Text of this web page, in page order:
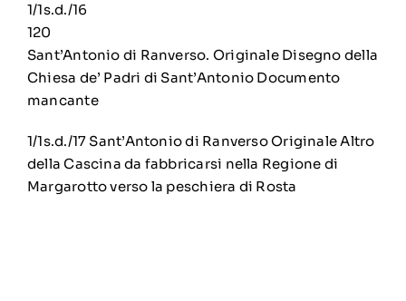
1/1s.d./16
120
Sant’Antonio di Ranverso. Originale Disegno della
Chiesa de’ Padri di Sant’Antonio Documento
mancante
1/1s.d./17 Sant’Antonio di Ranverso Originale Altro
della Cascina da fabbricarsi nella Regione di
Margarotto verso la peschiera di Rosta